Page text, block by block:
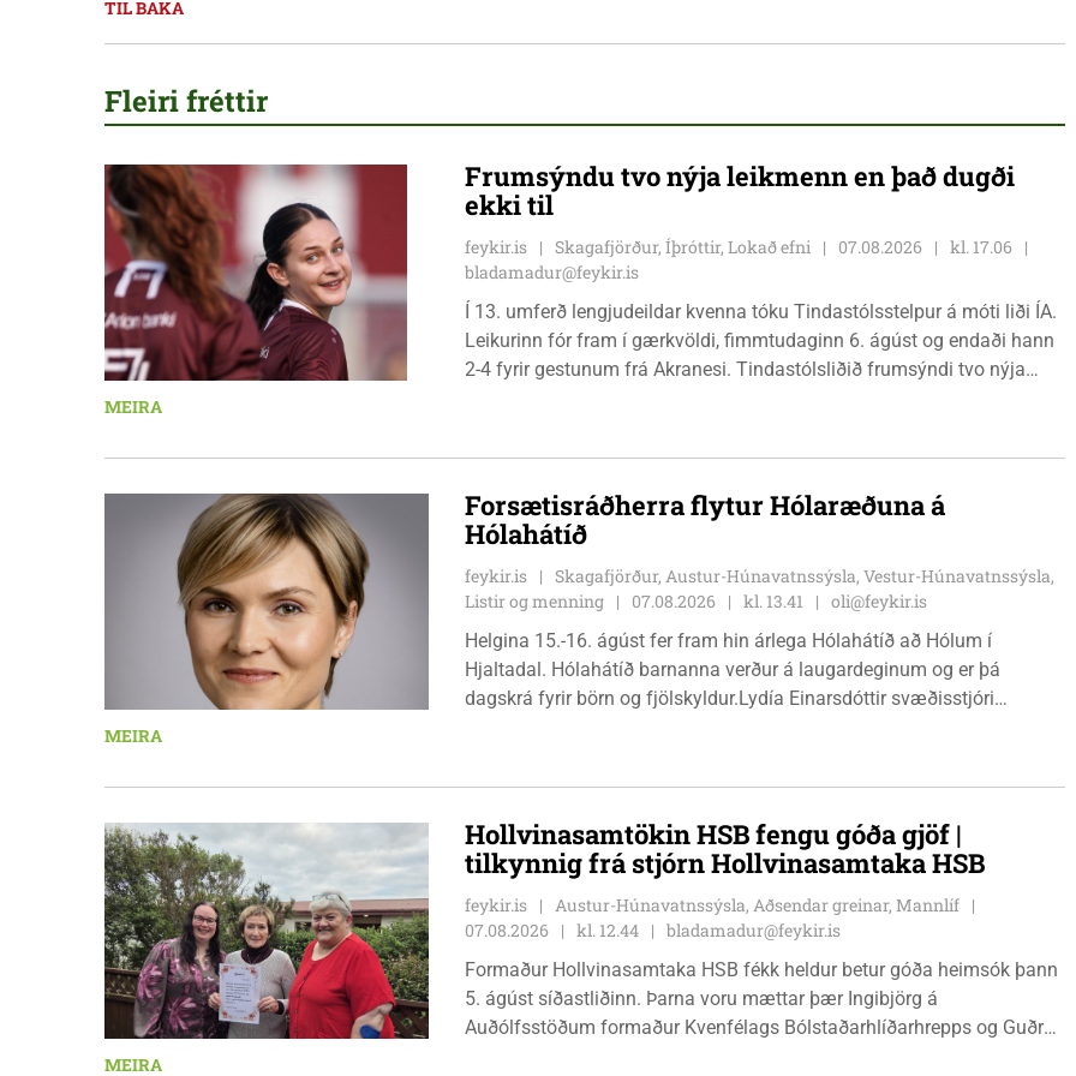
TIL BAKA
Fleiri fréttir
Frumsýndu tvo nýja leikmenn en það dugði
ekki til
feykir.is Skagafjörður, Íþróttir, Lokað efni 07.08.2026
kl. 17.06
bladamadur@feykir.is
Í 13. umferð lengjudeildar kvenna tóku Tindastólsstelpur á móti liði ÍA.
Leikurinn fór fram í gærkvöldi, fimmtudaginn 6. ágúst og endaði hann
2-4 fyrir gestunum frá Akranesi. Tindastólsliðið frumsýndi tvo nýja
MEIRA
Forsætisráðherra flytur Hólaræðuna á
Hólahátíð
feykir.is
Skagafjörður, Austur-Húnavatnssýsla, Vestur-Húnavatnssýsla,
Listir og menning
07.08.2026 kl. 13.41
oli@feykir.is
Helgina 15.-16. ágúst fer fram hin árlega Hólahátíð að Hólum í
Hjaltadal. Hólahátíð barnanna verður á laugardeginum og er þá
dagskrá fyrir börn og fjölskyldur.Lydía Einarsdóttir svæðisstjóri
MEIRA
Hollvinasamtökin HSB fengu góða gjöf |
tilkynnig frá stjórn Hollvinasamtaka HSB
feykir.is
Austur-Húnavatnssýsla, Aðsendar greinar, Mannlíf
07.08.2026
kl. 12.44
bladamadur@feykir.is
Formaður Hollvinasamtaka HSB fékk heldur betur góða heimsók þann
5. ágúst síðastliðinn. Þarna voru mættar þær Ingibjörg á
Auðólfsstöðum formaður Kvenfélags Bólstaðarhlíðarhrepps og Guðrún
MEIRA